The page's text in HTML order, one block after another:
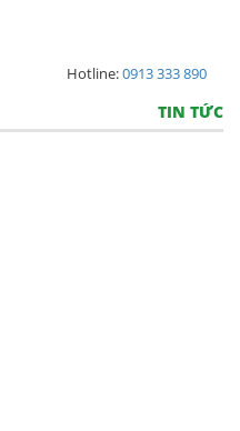
Hotline:0913 333 890
TIN TỨC